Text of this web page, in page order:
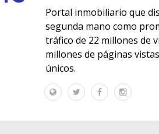
Portal inmobiliario que
segunda mano como
tráfico de 22 millones de
millones de páginas
únicos.